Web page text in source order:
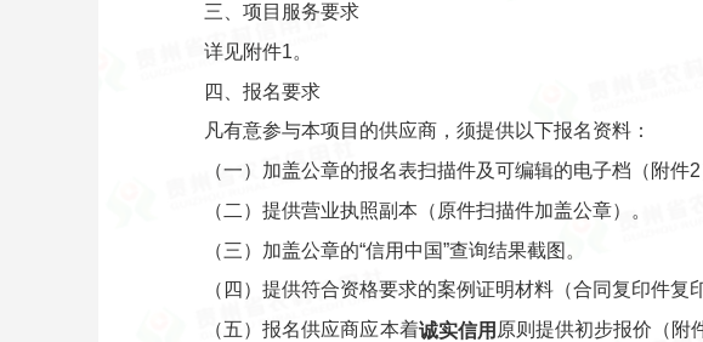
三、项目服务要求
详见附件1。
四、报名要求
凡有意参与本项目的供应商，须提供以下报名资料：
（一）加盖公章的报名表扫描件及可编辑的电子档（附件2
（二）提供营业执照副本（原件扫描件加盖公章）。
（三）加盖公章的“信用中国”查询结果截图。
（四）提供符合资格要求的案例证明材料（合同复印件复
（五）报名供应商应本着诚实信用 原则提供初步报价（附